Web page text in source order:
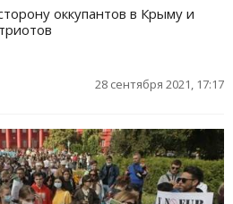
оккупантов в Крыму и
28 сентября 2021, 17:17